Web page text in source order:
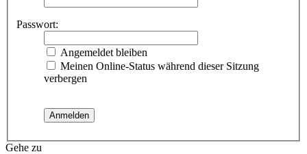
Passwort:
Angemeldet bleiben
Meinen Online-Status während dieser Sitzung
verbergen
Gehe zu